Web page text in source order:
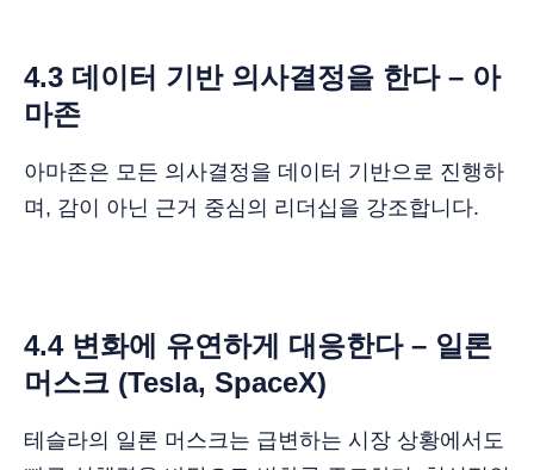
4.3 데이터 기반 의사결정을 한다 – 아
마존
아마존은 모든 의사결정을 데이터 기반으로 진행하
며, 감이 아닌 근거 중심의 리더십을 강조합니다.
4.4 변화에 유연하게 대응한다 – 일론
머스크 (Tesla, SpaceX)
테슬라의 일론 머스크는 급변하는 시장 상황에서도